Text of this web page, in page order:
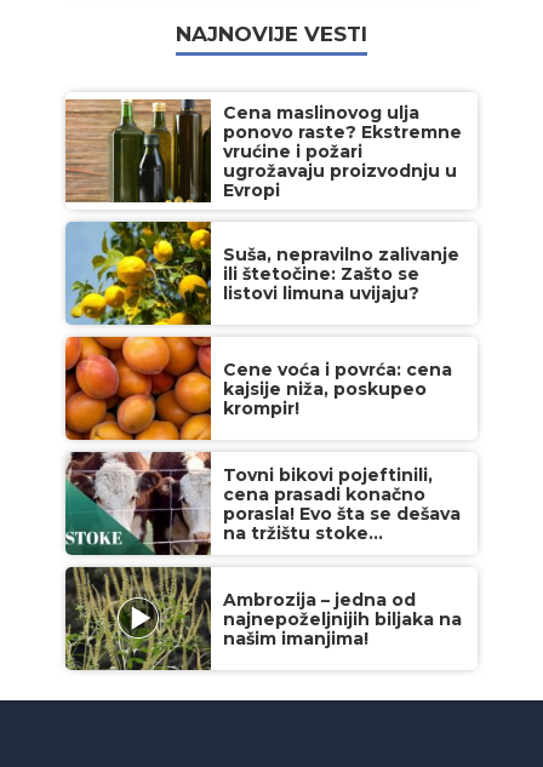
NAJNOVIJE VESTI
Cena maslinovog ulja
ponovo raste? Ekstremne
vrućine i požari
ugrožavaju proizvodnju u
Evropi
Suša, nepravilno zalivanje
ili štetočine: Zašto se
listovi limuna uvijaju?
Cene voća i povrća: cena
kajsije niža, poskupeo
krompir!
Tovni bikovi pojeftinili,
cena prasadi konačno
porasla! Evo šta se dešava
na tržištu stoke...
Ambrozija – jedna od
najnepoželjnijih biljaka na
našim imanjima!